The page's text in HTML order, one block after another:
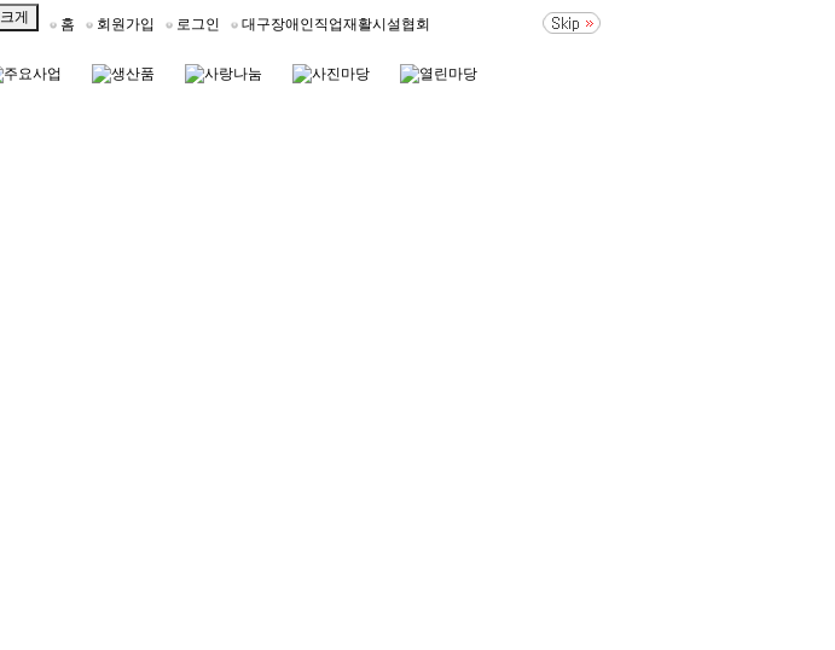
크게 홈 회원가입 로그인 대구장애인직업재활시설협회